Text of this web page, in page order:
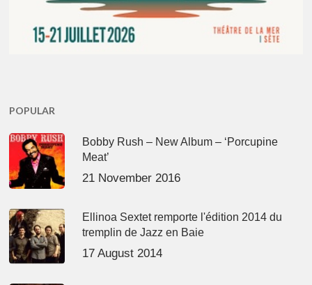
POPULAR
Bobby Rush – New Album – ‘Porcupine
Meat’
21 November 2016
Ellinoa Sextet remporte l'édition 2014 du
tremplin de Jazz en Baie
17 August 2014